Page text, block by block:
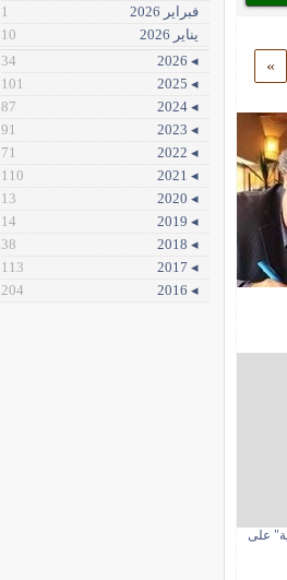
»
على
فبراير 2026
1 صورة
يناير 2026
10 صورة
◂ 2026
34 صورة
◂ 2025
101 صورة
◂ 2024
87 صورة
◂ 2023
91 صورة
◂ 2022
71 صورة
◂ 2021
110 صورة
◂ 2020
13 صورة
◂ 2019
14 صورة
◂ 2018
38 صورة
◂ 2017
113 صورة
◂ 2016
204 صورة